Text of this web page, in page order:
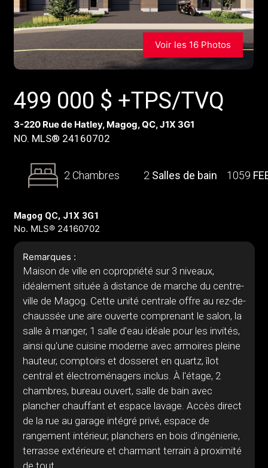
Voir les 16 Photos
499 000 $ +TPS/TVQ
3-220 Rue de Hatley, Magog, QC, J1X 3G1
NO. MLS® 24160702
2 Chambres 2 Salles de bain 1059
Magog QC, J1X 3G1
No. MLS® 24160702
Remarques :
Maison de ville en copropriété sur 3 niveaux,
idéalement située à distance de marche du centre-
ville de Magog. Cette unité centrale offre au rez-de-
chaussée une aire ouverte comprenant le salon, la
salle à manger, 1 salle d'eau idéale pour les invités,
ainsi qu'une cuisine moderne avec armoires pleine
hauteur, comptoirs et dosseret en quartz, îlot
central et électroménagers inclus. À l'étage, 2
chambres, bureau ouvert, salle de bain avec
plancher chauffant et espace lavage. Accès direct
de la rue au garage intégré privé, espace de
rangement intérieur, planchers en bois d'ingénierie,
terrasse extérieure et charmant terrain à proximité
de tout.